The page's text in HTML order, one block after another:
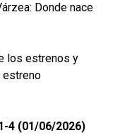
Donde nace
los estrenos y
estreno
4 (01/06/2026)